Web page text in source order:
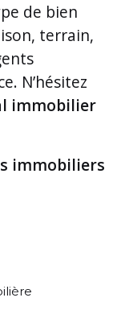
de bien
terrain,
N’hésitez
immobilier
immobiliers